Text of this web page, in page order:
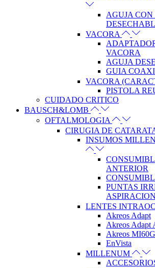
AGUJA CON
VACORA
VACORA
AGUJA
GUIA
VACORA
PISTOLA
CUIDADO CRITICO
BAUSCH&LOMB
OFTALMOLOGIA
CIRUGIA DE
INSUMOS
ANTERIOR
PUNTAS
ASPIRACION
LENTES
Akreos Adapt
Akreos Adapt
Akreos MI60G
EnVista
MILLENUM